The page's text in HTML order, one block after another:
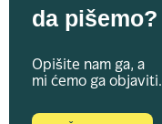
da pišemo?
Opišite nam ga, a
mi ćemo ga objaviti.